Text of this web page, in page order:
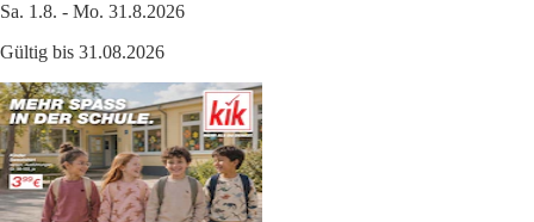
Sa. 1.8. - Mo. 31.8.2026
Gültig bis 31.08.2026